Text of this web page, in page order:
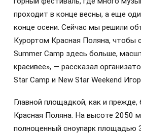
проходит в конце весны, а еще
конце осени. Сейчас мы решили
Курортом Красная Поляна, чтобы
Summer Camp здесь больше,
красивее», — рассказал
Star Camp и New Star Weekend
Главной площадкой, как и прежде,
Красная Поляна. На высоте 2050
полноценный сноупарк площадью